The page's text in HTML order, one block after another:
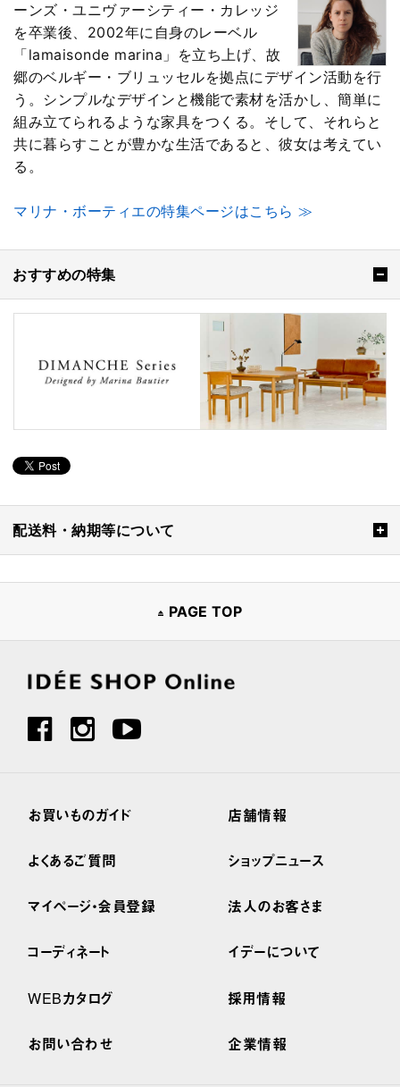
ーンズ・ユニヴァーシティー・カレッジ
を卒業後、2002年に自身のレーベル
「lamaisonde marina」を立ち上げ、故
郷のベルギー・ブリュッセルを拠点にデザイン活動を行
う。シンプルなデザインと機能で素材を活かし、簡単に
組み立てられるような家具をつくる。そして、それらと
共に暮らすことが豊かな生活であると、彼女は考えてい
る。
マリナ・ボーティエの特集ページはこちら ≫
おすすめの特集
配送料・納期等について
PAGE TOP
お買いものガイド
よくあるご質問
マイページ・会員登録
コーディネート
WEBカタログ
お問い合わせ
店舗情報
ショップニュース
法人のお客さま
イデーについて
採用情報
企業情報